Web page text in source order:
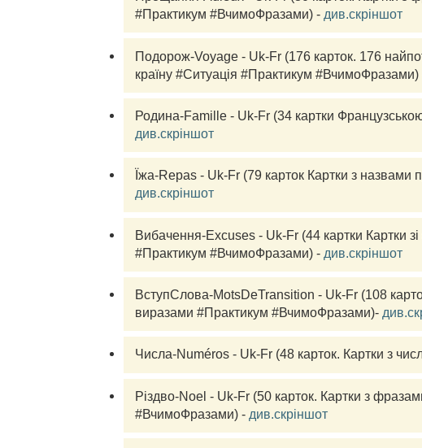
#Практикум #ВчимоФразами) - див.скріншот
Подорож-Voyage - Uk-Fr (176 карток. 176
країну #Ситуація #Практикум #ВчимоФразами)
Родина-Famille - Uk-Fr (34 картки
див.скріншот
Їжа-Repas - Uk-Fr (79 карток
див.скріншот
Вибачення-Excuses - Uk-Fr (44 картки Картки
#Практикум #ВчимоФразами) - див.скріншот
ВступСлова-MotsDeTransition - Uk-Fr (108
виразами #Практикум #ВчимоФразами)-
Числа-Numéros - Uk-Fr (48 карток. Картки з
Різдво-Noel - Uk-Fr (50 карток. Картки з
#ВчимоФразами) - див.скріншот